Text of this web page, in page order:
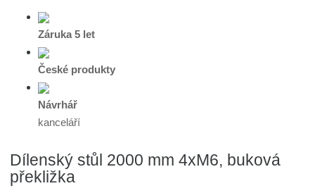
Záruka 5 let
České produkty
Návrhář
kanceláří
Dílenský stůl 2000 mm 4xM6, buková
překližka